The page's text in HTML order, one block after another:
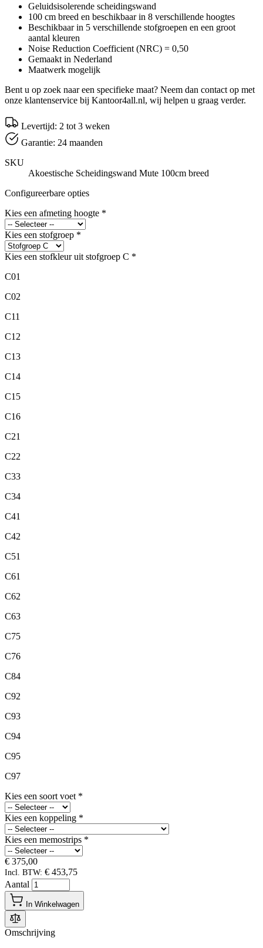
Geluidsisolerende scheidingswand
100 cm breed en beschikbaar in 8 verschillende hoogtes
Beschikbaar in 5 verschillende stofgroepen en een groot
aantal kleuren
Noise Reduction Coefficient (NRC) = 0,50
Gemaakt in Nederland
Maatwerk mogelijk
Bent u op zoek naar een specifieke maat? Neem dan contact op met
onze klantenservice bij Kantoor4all.nl, wij helpen u graag verder.
Levertijd: 2 tot 3 weken
Garantie: 24 maanden
SKU
Akoestische Scheidingswand Mute 100cm breed
Configureerbare opties
Kies een afmeting hoogte *
Kies een stofgroep *
Kies een stofkleur uit stofgroep C *
C01
C02
C11
C12
C13
C14
C15
C16
C21
C22
C33
C34
C41
C42
C51
C61
C62
C63
C75
C76
C84
C92
C93
C94
C95
C97
Kies een soort voet *
Kies een koppeling *
Kies een memostrips *
€ 375,00
Incl. BTW: € 453,75
Aantal
In Winkelwagen
Omschrijving